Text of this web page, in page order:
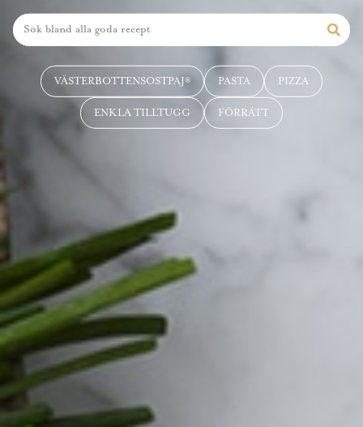
VÄSTERBOTTENSOSTPAJ® PASTA PIZZA
ENKLA TILLTUGG FÖRRÄTT